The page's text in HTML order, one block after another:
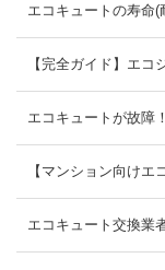
エコキュートの寿命
【完全ガイド】エ
エコキュートが故障
【マンション向け
エコキュート交換業